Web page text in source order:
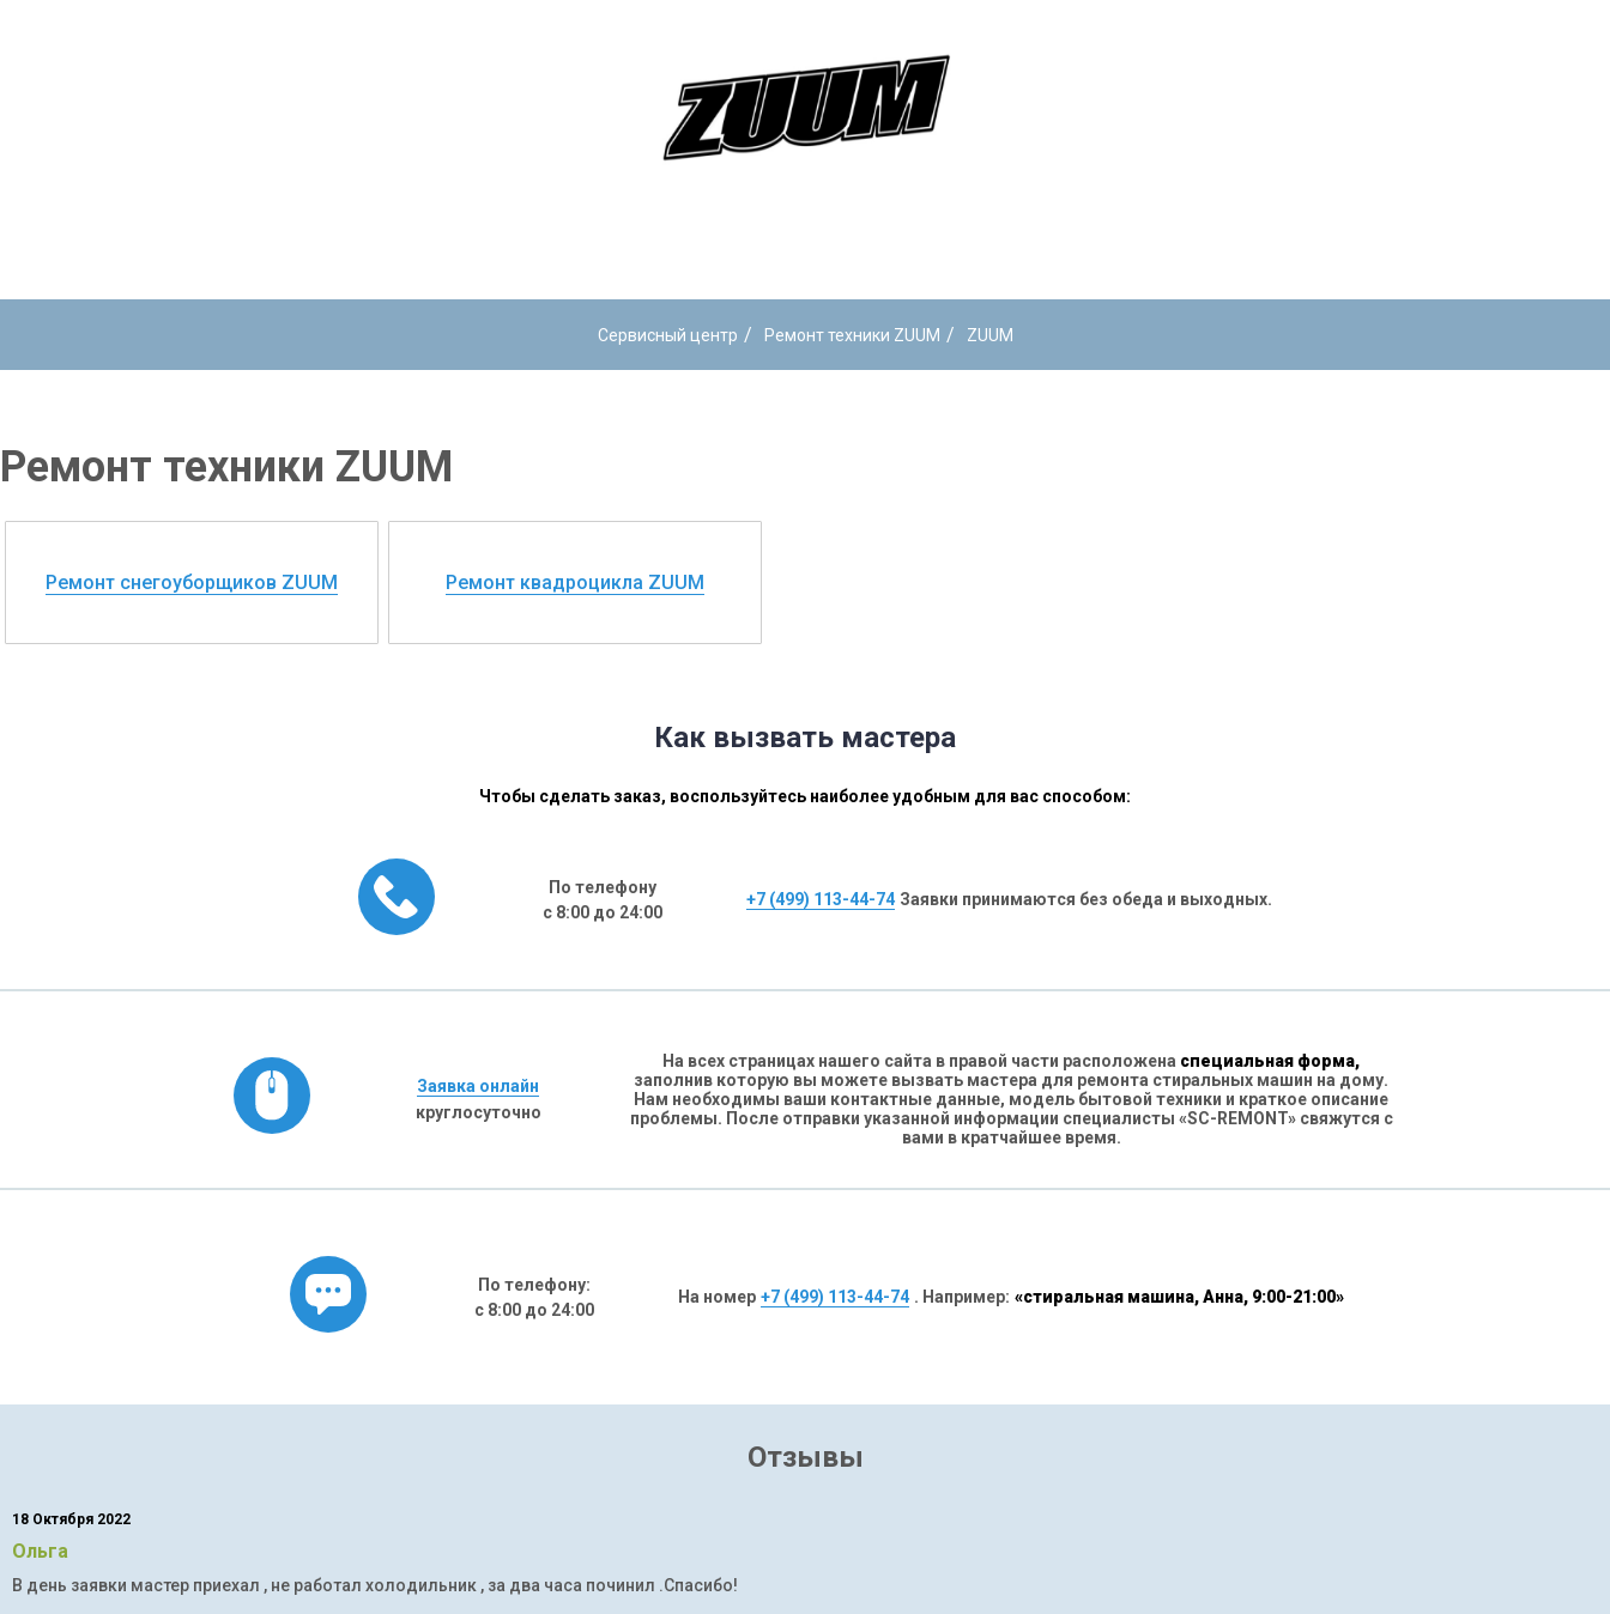
Сервисный центр / Ремонт техники ZUUM / ZUUM
Ремонт техники ZUUM
Ремонт снегоуборщиков ZUUM Ремонт квадроцикла ZUUM
Как вызвать мастера
Чтобы сделать заказ, воспользуйтесь наиболее удобным для вас способом:
По телефону
с 8:00 до 24:00
+7 (499) 113-44-74 Заявки принимаются без обеда и выходных.
Заявка онлайн
круглосуточно
На всех страницах нашего сайта в правой части расположена специальная форма,
заполнив которую вы можете вызвать мастера для ремонта стиральных машин на дому.
Нам необходимы ваши контактные данные, модель бытовой техники и краткое описание
проблемы. После отправки указанной информации специалисты «SC-REMONT» свяжутся с
вами в кратчайшее время.
По телефону:
с 8:00 до 24:00
На номер +7 (499) 113-44-74 . Например: «стиральная машина, Анна, 9:00-21:00»
Отзывы
18 Октября 2022
Ольга
В день заявки мастер приехал , не работал холодильник , за два часа починил .Спасибо!